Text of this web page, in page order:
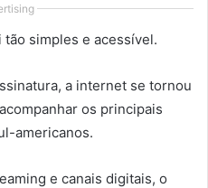
tão simples e acessível.
a internet se tornou
os principais
americanos.
e canais digitais, o